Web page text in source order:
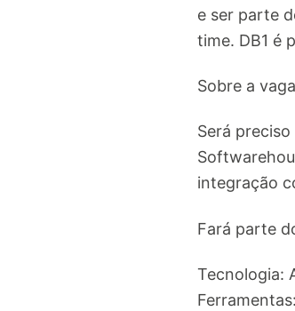
e ser parte
time. DB1 é
Sobre a vaga
Será
integração
Fará parte
Tecnologia: